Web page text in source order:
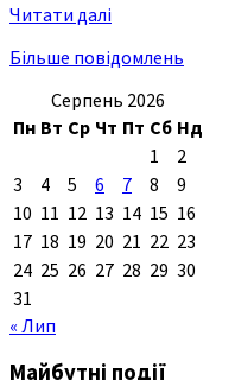
Читати далі
Більше повідомлень
Серпень 2026
Пн Вт Ср Чт Пт Сб Нд
1
2
3
4 5 6 7 8
9
10 11 12 13 14 15 16
17 18 19 20 21 22 23
24 25 26 27 28 29 30
31
« Лип
Майбутні події